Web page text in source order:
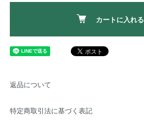
カートに入れる
返品について
特定商取引法に基づく表記